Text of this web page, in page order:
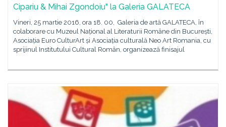
Cipariu & Mihai Zgondoiu" la Galeria GALATECA
Vineri, 25 martie 2016, ora 18. 00, Galeria de artă GALATECA, în
colaborare cu Muzeul Național al Literaturii Române din București,
Asociația Euro CulturArt și Asociația culturală Neo Art Romania, cu
sprijinul Institutului Cultural Român, organizează finisajul